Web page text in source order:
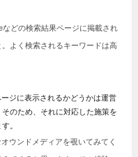
などの検索結果ページに掲載され
よく検索されるキーワードは高
ジに表示されるかどうかは運営
のため、それに対応した施策を
。
ウンドメディアを覗いてみてく